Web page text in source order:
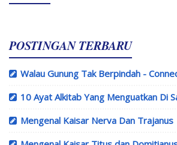
POSTINGAN TERBARU
Walau Gunung Tak Berpindah -
10 Ayat Alkitab Yang Menguatkan Di
Mengenal Kaisar Nerva Dan Trajanus